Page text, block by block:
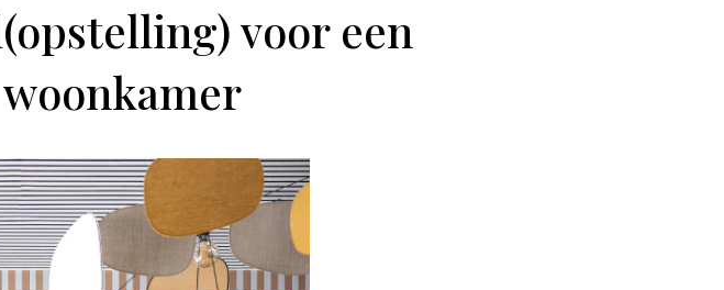
voor een